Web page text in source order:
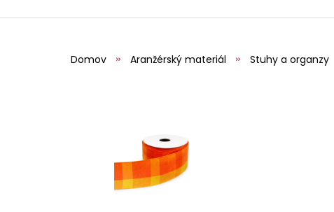
Domov Aranžérský materiál Stuhy a organzy